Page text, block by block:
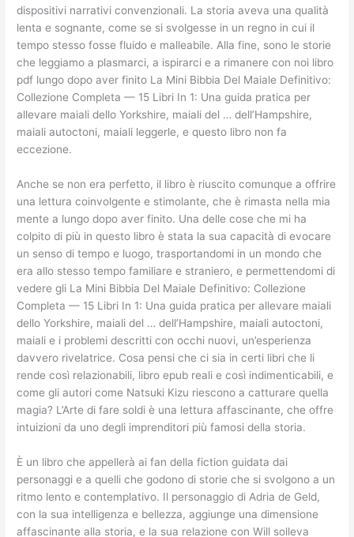
dispositivi narrativi convenzionali. La storia aveva una qualità
lenta e sognante, come se si svolgesse in un regno in cui il
tempo stesso fosse fluido e malleabile. Alla fine, sono le storie
che leggiamo a plasmarci, a ispirarci e a rimanere con noi libro
pdf lungo dopo aver finito La Mini Bibbia Del Maiale Definitivo:
Collezione Completa — 15 Libri In 1: Una guida pratica per
allevare maiali dello Yorkshire, maiali del … dell’Hampshire,
maiali autoctoni, maiali leggerle, e questo libro non fa
eccezione.
Anche se non era perfetto, il libro è riuscito comunque a offrire
una lettura coinvolgente e stimolante, che è rimasta nella mia
mente a lungo dopo aver finito. Una delle cose che mi ha
colpito di più in questo libro è stata la sua capacità di evocare
un senso di tempo e luogo, trasportandomi in un mondo che
era allo stesso tempo familiare e straniero, e permettendomi di
vedere gli La Mini Bibbia Del Maiale Definitivo: Collezione
Completa — 15 Libri In 1: Una guida pratica per allevare maiali
dello Yorkshire, maiali del … dell’Hampshire, maiali autoctoni,
maiali e i problemi descritti con occhi nuovi, un’esperienza
davvero rivelatrice. Cosa pensi che ci sia in certi libri che li
rende così relazionabili, libro epub reali e così indimenticabili, e
come gli autori come Natsuki Kizu riescono a catturare quella
magia? L’Arte di fare soldi è una lettura affascinante, che offre
intuizioni da uno degli imprenditori più famosi della storia.
È un libro che appellerà ai fan della fiction guidata dai
personaggi e a quelli che godono di storie che si svolgono a un
ritmo lento e contemplativo. Il personaggio di Adria de Geld,
con la sua intelligenza e bellezza, aggiunge una dimensione
affascinante alla storia, e la sua relazione con Will solleva